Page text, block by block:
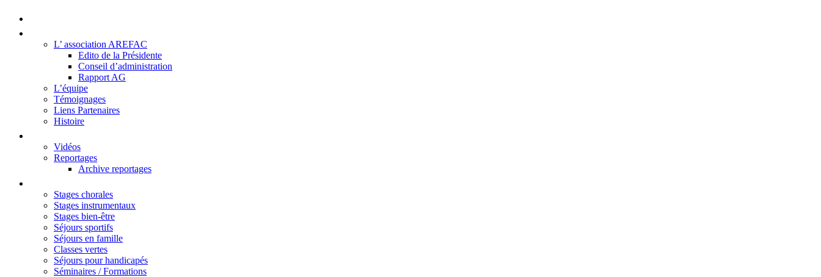
L’ association AREFAC
Edito de la Présidente
Conseil d’administration
Rapport AG
L’équipe
Témoignages
Liens Partenaires
Histoire
Vidéos
Reportages
Archive reportages
Stages chorales
Stages instrumentaux
Stages bien-être
Séjours sportifs
Séjours en famille
Classes vertes
Séjours pour handicapés
Séminaires / Formations